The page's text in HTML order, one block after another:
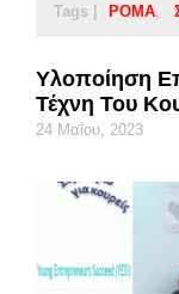
Tags | ΡΟΜΑ
Υλοποίηση
Τέχνη Του
24 Μαΐου, 2023